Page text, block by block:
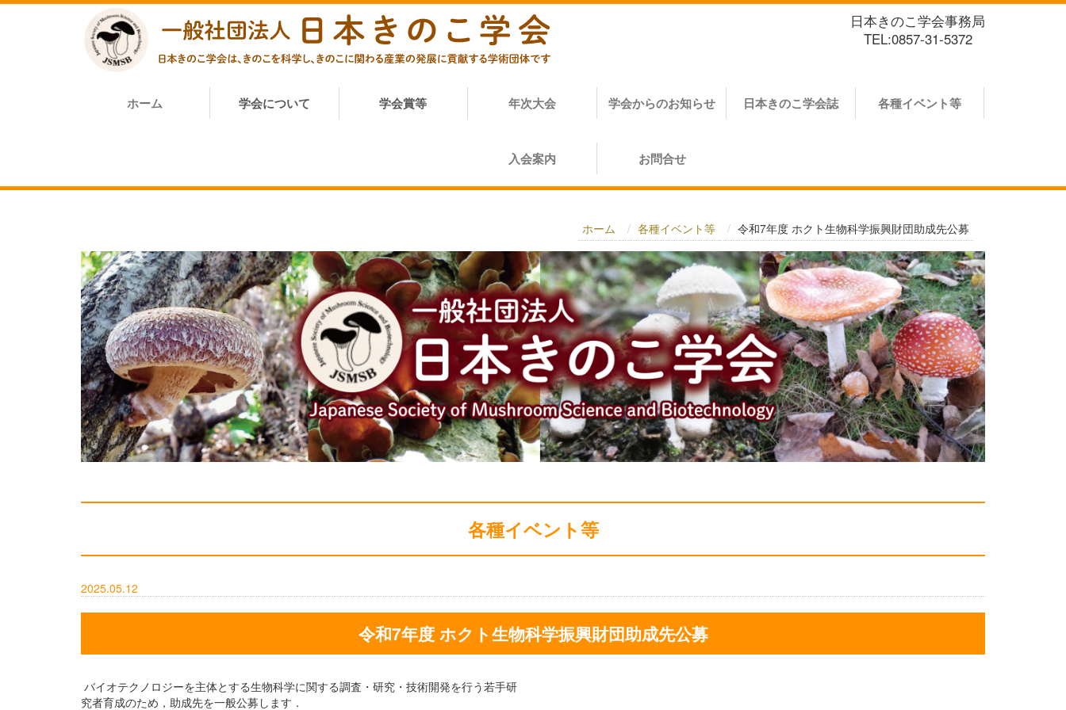
日本きのこ学会事務局
TEL:0857-31-5372
ホーム 学会について 学会賞等 年次大会 学会からのお知らせ 日本きのこ学会誌 各種イベント等
入会案内 お問合せ
ホーム 各種イベント等 令和7年度 ホクト生物科学振興財団助成先公募
各種イベント等
2025.05.12
令和7年度 ホクト生物科学振興財団助成先公募
バイオテクノロジーを主体とする生物科学に関する調査・研究・技術開発を行う若手研
究者育成のため，助成先を一般公募します．